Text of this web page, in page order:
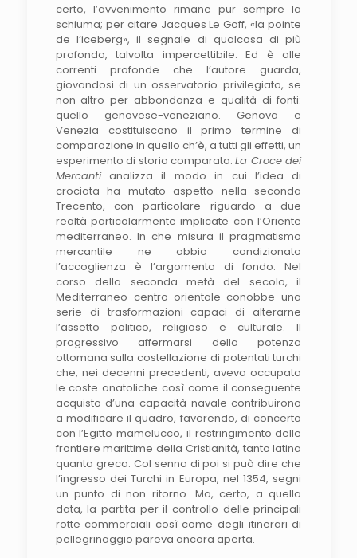
certo, l’avvenimento rimane pur sempre la
schiuma; per citare Jacques Le Goff, «la pointe
de l’iceberg», il segnale di qualcosa di più
profondo, talvolta impercettibile. Ed è alle
correnti profonde che l’autore guarda,
giovandosi di un osservatorio privilegiato, se
non altro per abbondanza e qualità di fonti:
quello genovese-veneziano. Genova e
Venezia costituiscono il primo termine di
comparazione in quello ch’è, a tutti gli effetti, un
esperimento di storia comparata.La Croce dei
Mercantianalizza il modo in cui l’idea di
crociata ha mutato aspetto nella seconda
Trecento, con particolare riguardo a due
realtà particolarmente implicate con l’Oriente
mediterraneo. In che misura il pragmatismo
mercantile ne abbia condizionato
l’accoglienza è l’argomento di fondo. Nel
corso della seconda metà del secolo, il
Mediterraneo centro-orientale conobbe una
serie di trasformazioni capaci di alterarne
l’assetto politico, religioso e culturale. Il
progressivo affermarsi della potenza
ottomana sulla costellazione di potentati turchi
che, nei decenni precedenti, aveva occupato
le coste anatoliche così come il conseguente
acquisto d’una capacità navale contribuirono
a modificare il quadro, favorendo, di concerto
con l’Egitto mamelucco, il restringimento delle
frontiere marittime della Cristianità, tanto latina
quanto greca. Col senno di poi si può dire che
l’ingresso dei Turchi in Europa, nel 1354, segni
un punto di non ritorno. Ma, certo, a quella
data, la partita per il controllo delle principali
rotte commerciali così come degli itinerari di
pellegrinaggio pareva ancora aperta.